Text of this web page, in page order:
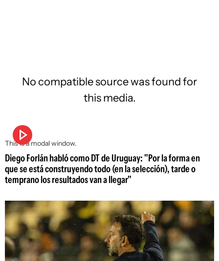
This is a modal window.
No compatible source was found for
this media.
Diego Forlán habló como DT de Uruguay: "Por la forma en
que se está construyendo todo (en la selección), tarde o
temprano los resultados van a llegar"